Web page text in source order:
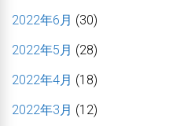
2022年6月 (30)
2022年5月 (28)
2022年4月 (18)
2022年3月 (12)